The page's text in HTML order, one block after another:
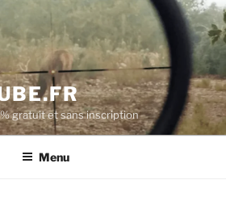
gratuit et sans inscription
Menu